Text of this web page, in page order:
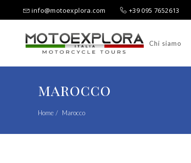
info@motoexplora.com +39 095 7652613
Chi siamo
Ricerca per:
marocco
Home Marocco